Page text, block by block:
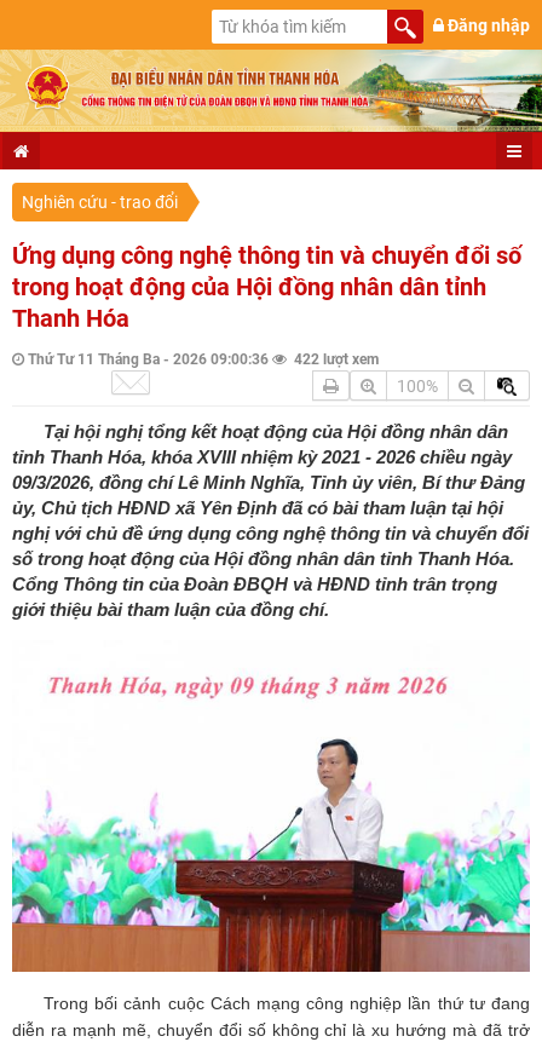
Đăng nhập
Nghiên cứu - trao đổi
Ứng dụng công nghệ thông tin và chuyển đổi số
trong hoạt động của Hội đồng nhân dân tỉnh
Thanh Hóa
Thứ Tư 11 Tháng Ba - 2026 09:00:36 422 lượt xem
100%
Tại hội nghị tổng kết hoạt động của Hội đồng nhân dân
tỉnh Thanh Hóa, khóa XVIII nhiệm kỳ 2021 - 2026 chiều ngày
09/3/2026, đồng chí Lê Minh Nghĩa, Tỉnh ủy viên, Bí thư Đảng
ủy, Chủ tịch HĐND xã Yên Định đã có bài tham luận tại hội
nghị với chủ đề ứng dụng công nghệ thông tin và chuyển đổi
số trong hoạt động của Hội đồng nhân dân tỉnh Thanh Hóa.
Cổng Thông tin của Đoàn ĐBQH và HĐND tỉnh trân trọng
giới thiệu bài tham luận của đồng chí.
Trong bối cảnh cuộc Cách mạng công nghiệp lần thứ tư đang
diễn ra mạnh mẽ, chuyển đổi số không chỉ là xu hướng mà đã trở